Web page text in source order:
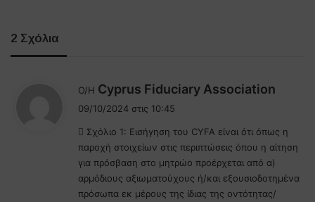
2 Σχόλια
Ο/Η Cyprus Fiduciary Association
ι
:
09/10/2024 στις 10:45
 Σχόλιο 1: Εισήγηση του CYFA είναι ότι όπως η
παροχή στοιχείων στις περιπτώσεις όπου η αίτηση
για πρόσβαση στο μητρώο προέρχεται από α)
αρμόδιους αξιωματούχους ή/και εξουσιοδοτημένα
πρόσωπα εκ μέρους της ίδιας της οντότητας/